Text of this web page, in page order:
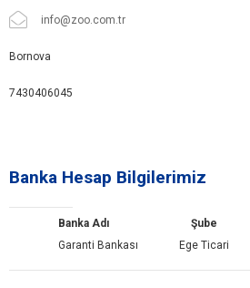
info@zoo.com.tr
Bornova
7430406045
Banka Hesap Bilgilerimiz
Banka Adı
Garanti Bankası
Şube
Ege Ticari